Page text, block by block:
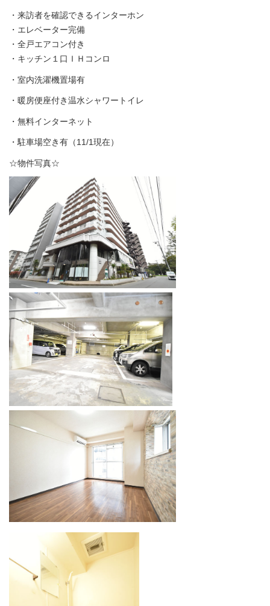
・来訪者を確認できるインターホン
・エレベーター完備
・全戸エアコン付き
・キッチン１口ＩＨコンロ
・室内洗濯機置場有
・暖房便座付き温水シャワートイレ
・無料インターネット
・駐車場空き有（11/1現在）
☆物件写真☆